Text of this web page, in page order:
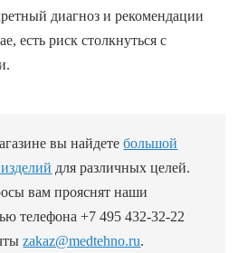
диагноз и рекомендации
есть риск столкнуться с
вы найдетебольшой
для различных целей.
вам прояснят наши
телефона +7 495 432-32-22
zakaz@medtehno.ru.